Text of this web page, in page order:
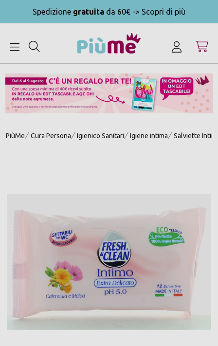
Spedizione gratuita da 60€ -> Scopri di più
PiùMe Cura Persona Igienico Sanitari Igiene intima Salviette